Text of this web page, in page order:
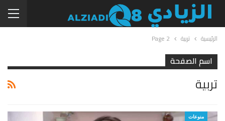
الرئيسية تربية Page 2
اسم الصفحة
تربية
منوعات